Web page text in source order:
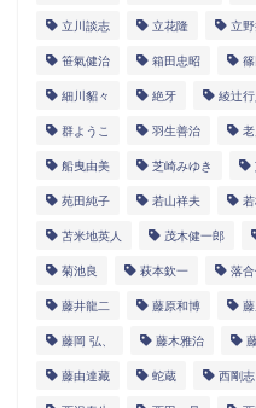
立川談志 立花隆 立
笹氣健治 箱田忠昭
細川貂々 絶牙 綾辻行
群ようこ 羽生善治
船曳由美 芝崎みゆき
苑田純子 若山祥夫
苫米地英人 茂木健一郎
菊池良 萩本欽一 落
藤井龍二 藤原和博
藤岡 弘、 藤木雅治
藤由達藏 蛇蔵 西剛志